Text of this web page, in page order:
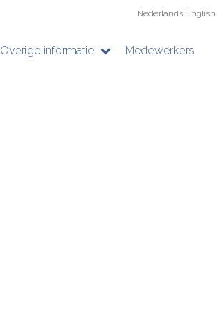
Nederlands English
Overige informatie Medewerkers